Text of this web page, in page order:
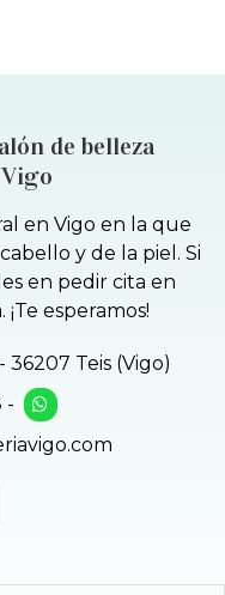
de belleza
en Vigo en la que
y de la piel. Si
en pedir cita en
esperamos!
36207 Teis (Vigo)
-